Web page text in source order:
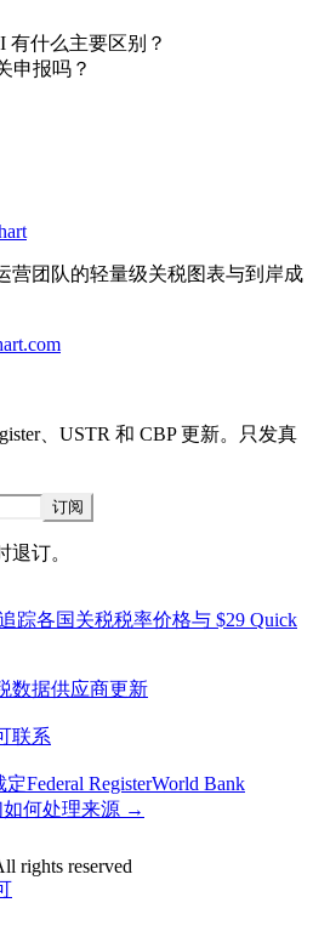
有什么主要区别？
申报吗？
营团队的轻量级关税图表与到岸成
、USTR 和 CBP 更新。只发真
订阅
订。
踪各国关税税率价格与 $29 Quick
数据供应商更新
联系
定Federal RegisterWorld Bank
如何处理来源 →
rights reserved